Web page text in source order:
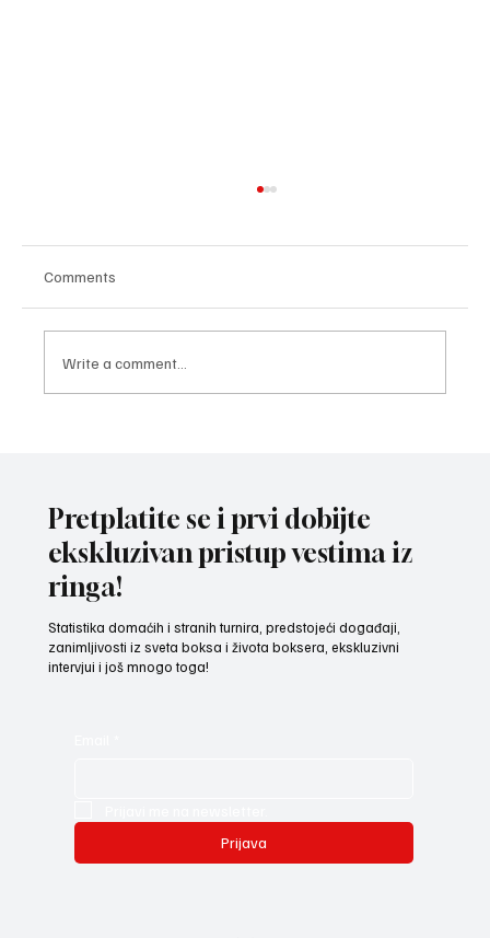
Comments
Write a comment...
Pretplatite se i prvi dobijte
ekskluzivan pristup vestima iz
ringa!
Statistika domaćih i stranih turnira, predstojeći događaji,
zanimljivosti iz sveta boksa i života boksera, ekskluzivni
intervjui i još mnogo toga!
Prijava